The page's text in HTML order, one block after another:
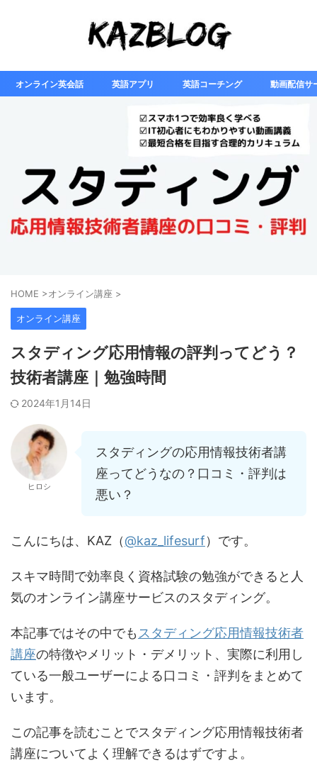
オンライン英会話 英語アプリ 英語コーチング 動画配信サ
HOME >オンライン講座 >
オンライン講座
スタディング応用情報の評判ってどう？
技術者講座｜勉強時間
2024年1月14日
ヒロシ
スタディングの応用情報技術者講
座ってどうなの？口コミ・評判は
悪い？
こんにちは、KAZ（@kaz_lifesurf）です。
スキマ時間で効率良く資格試験の勉強ができると人
気のオンライン講座サービスのスタディング。
本記事ではその中でも スタディング応用情報技術者
講座の特徴やメリット・デメリット、実際に利用し
ている一般ユーザーによる口コミ・評判をまとめて
います。
この記事を読むことでスタディング応用情報技術者
講座についてよく理解できるはずですよ。